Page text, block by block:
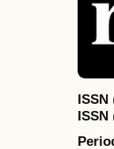
ISSN
ISSN